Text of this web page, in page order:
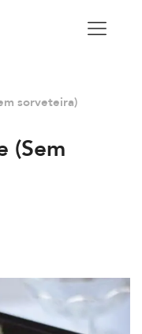
sorveteira)
(sem